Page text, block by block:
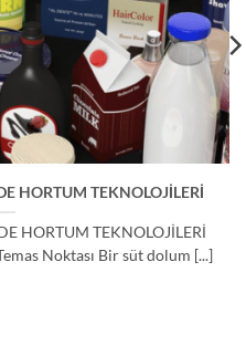
HORTUM TEKNOLOJİLERİ
HORTUM TEKNOLOJİLERİ
Noktası Bir süt dolum [...]